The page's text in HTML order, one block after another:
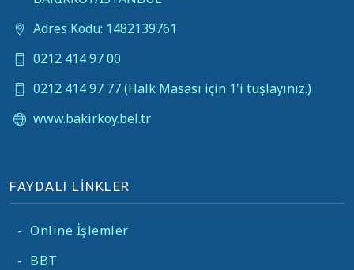
Adres Kodu: 1482139761
0212 414 97 00
0212 414 97 77 (Halk Masası için 1'i tuşlayınız.)
www.bakirkoy.bel.tr
FAYDALI LİNKLER
- Online İşlemler
- BBT